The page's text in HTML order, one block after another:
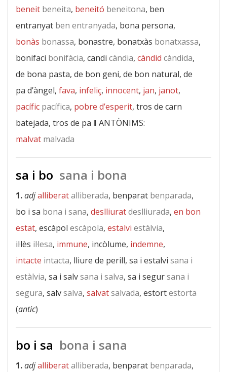
beneit beneita, beneitó beneitona, ben
entranyat ben entranyada, bona persona,
bonàs bonassa, bonastre, bonatxàs bonatxassa,
bonifaci bonifàcia, candi càndia, càndid càndida,
de bona pasta, de bon geni, de bon natural, de
pa d’àngel, fava, infeliç, innocent, jan, janot,
pacífic pacífica, pobre d’esperit, tros de carn
batejada, tros de pa ‖ ANTÒNIMS:
malvat malvada
sa i bo sana i bona
1.adjalliberatalliberada, benparat benparada,
bo i sa bona i sana, deslliuratdeslliurada, en bon
estat, escàpol escàpola, estalvi estàlvia,
il·lès il·lesa, immune, incòlume, indemne,
intacte intacta, lliure de perill, sa i estalvi sana i
estàlvia, sa i salvsana i salva, sa i segursana i
segura, salvsalva, salvatsalvada, estortestorta
(antic)
bo i sa bona i sana
1.adjalliberatalliberada, benparat benparada,